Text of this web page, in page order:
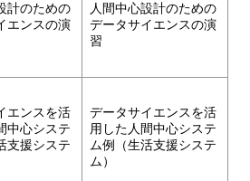
計のための
エンスの演
人間中心設計のための
データサイエンスの演
習
エンスを活
中心システ
支援システ
データサイエンスを活
用した人間中心システ
ム例（生活支援システ
ム）